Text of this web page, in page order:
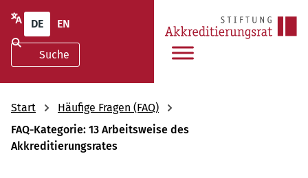
DE EN
Start
Häufige Fragen (FAQ)
FAQ-Kategorie: 13 Arbeitsweise des
Akkreditierungsrates